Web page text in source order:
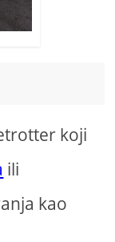
koji
ili
kao